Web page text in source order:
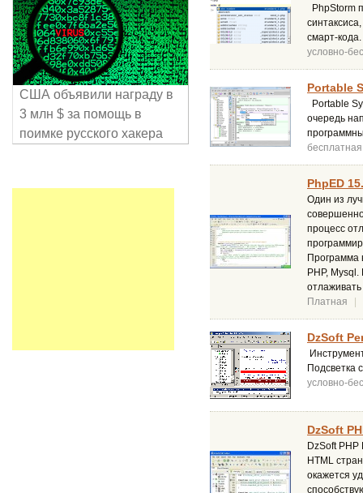
PhpStorm
смарт-кода.
условно-
Portable
Portable
очередь
бесплатная
PhpED
Один из
процесс
Программа
PHP,
Платная
DzSoft
Подсветка
условно-
DzSoft
DzSoft
HTML
окажется
США объявили награду в
3 млн $ за помощь в
поимке русского хакера